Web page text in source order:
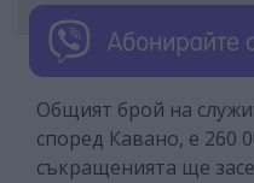
Общият брой на
според Кавано, е 260
съкращенията ще